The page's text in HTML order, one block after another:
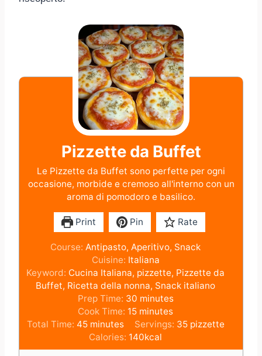
Pizzette da Buffet
Le Pizzette da Buffet sono perfette per ogni
occasione, morbide e cremoso all'interno con un
aroma di pomodoro e basilico.
Print Pin Rate
Course:Antipasto, Aperitivo, Snack
Cuisine: Italiana
Keyword: Cucina Italiana, pizzette, Pizzette da
Buffet, Ricetta della nonna, Snack italiano
Prep Time: 30m
i
n
u
t
minutes
Cook Time: 15m
i
n
u
minutes
Total Time: 45m
n
minutes Servings: 35 pizzette
Calories: 140kcal